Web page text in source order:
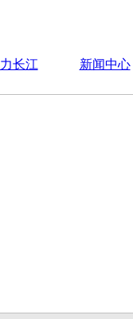
长江 新闻中心